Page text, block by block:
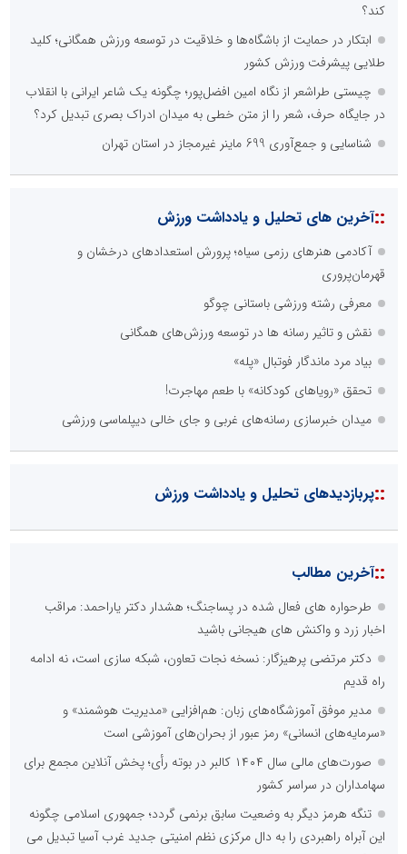
کند؟
ابتکار در حمایت از باشگاه‌ها و خلاقیت در توسعه ورزش همگانی؛ کلید
طلایی پیشرفت ورزش کشور
چیستی طراشعر از نگاه امین افضل‌پور؛ چگونه یک شاعر ایرانی با انقلاب
در جایگاه حرف، شعر را از متن خطی به میدان ادراک بصری تبدیل کرد؟
شناسایی و جمع‌آوری 699 ماینر غیرمجاز در استان تهران
::آخرین های تحلیل و یادداشت ورزش
آکادمی هنرهای رزمی سیاه؛ پرورش استعدادهای درخشان و
قهرمان‌پروری
معرفی رشته ورزشی باستانی چوگو
نقش و تاثیر رسانه ها در توسعه ورزش‌های همگانی
بیاد مرد ماندگار فوتبال «پله»
تحقق «رویاهای کودکانه» با طعم مهاجرت!
میدان خبرسازی رسانه‌های غربی و جای خالی دیپلماسی ورزشی
::پربازدیدهای تحلیل و یادداشت ورزش
::آخرین مطالب
طرحواره های فعال شده در پساجنگ؛ هشدار دکتر یاراحمد: مراقب
اخبار زرد و واکنش های هیجانی باشید
دکتر مرتضی پرهیزگار: نسخه نجات تعاون، شبکه سازی است، نه ادامه
راه قدیم
مدیر موفق آموزشگاه‌های زبان: هم‌افزایی «مدیریت هوشمند» و
«سرمایه‌های انسانی» رمز عبور از بحران‌های آموزشی است
صورت‌های مالی سال ۱۴۰۴ کالبر در بوته رأی؛ پخش آنلاین مجمع برای
سهامداران در سراسر کشور
تنگه هرمز دیگر به وضعیت سابق برنمی گردد؛ جمهوری اسلامی چگونه
این آبراه راهبردی را به دال مرکزی نظم امنیتی جدید غرب آسیا تبدیل می